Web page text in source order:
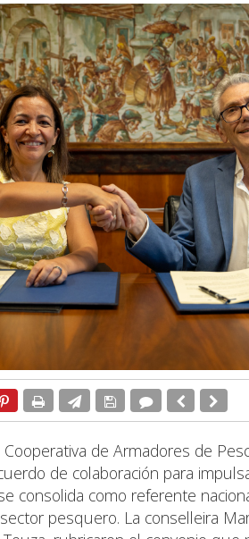
de Armadores de
de colaboración para
consolida como referente
pesquero. La conselleira